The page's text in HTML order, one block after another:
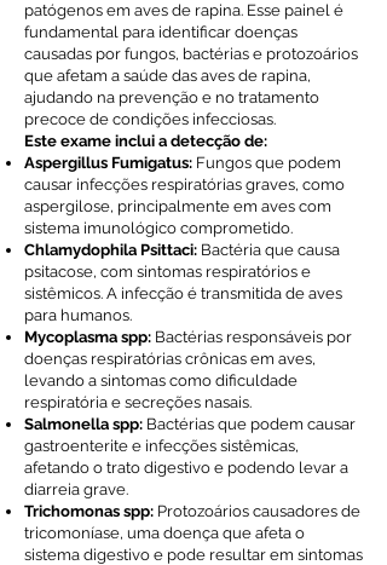
patógenos em aves de rapina. Esse painel é
fundamental para identificar doenças
causadas por fungos, bactérias e protozoários
que afetam a saúde das aves de rapina,
ajudando na prevenção e no tratamento
precoce de condições infecciosas.
Este exame inclui a detecção de:
Aspergillus Fumigatus: Fungos que podem
causar infecções respiratórias graves, como
aspergilose, principalmente em aves com
sistema imunológico comprometido.
Chlamydophila Psittaci: Bactéria que causa
psitacose, com sintomas respiratórios e
sistêmicos. A infecção é transmitida de aves
para humanos.
Mycoplasma spp: Bactérias responsáveis por
doenças respiratórias crônicas em aves,
levando a sintomas como dificuldade
respiratória e secreções nasais.
Salmonella spp: Bactérias que podem causar
gastroenterite e infecções sistêmicas,
afetando o trato digestivo e podendo levar a
diarreia grave.
Trichomonas spp: Protozoários causadores de
tricomoníase, uma doença que afeta o
sistema digestivo e pode resultar em sintomas